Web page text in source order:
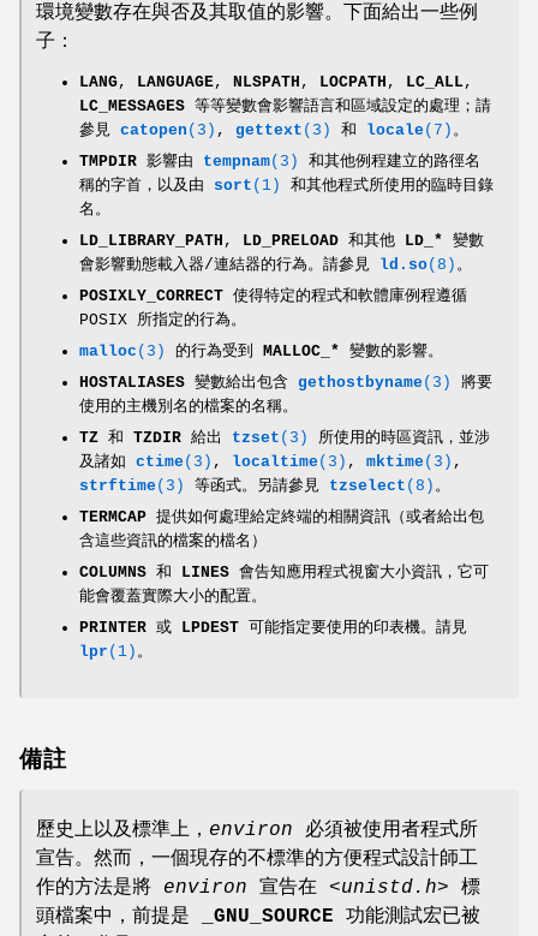
環境變數存在與否及其取值的影響。下面給出一些例
子：
LANG, LANGUAGE, NLSPATH , LOCPATH , LC_ALL,
LC_MESSAGES 等等變數會影響語言和區域設定的處理；請
參見 catopen (3) , gettext (3) 和 locale (7) 。
TMPDIR 影響由 tempnam(3)
和其他例程建立的路徑名
稱的字首，以及由 sort (1)
和其他程式所使用的臨時目錄
名。
LD_LIBRARY_PATH , LD_PRELOAD 和其他 LD_* 變數
會影響動態載入器/連結器的行為。請參見 ld.so(8) 。
POSIXLY_CORRECT 使得特定的程式和軟體庫例程遵循
POSIX 所指定的行為。
malloc (3) 的行為受到 MALLOC_* 變數的影響。
HOSTALIASES 變數給出包含 gethostbyname (3)
將要
使用的主機別名的檔案的名稱。
TZ 和 TZDIR 給出 tzset (3)
所使用的時區資訊，並涉
及諸如 ctime (3) , localtime (3) , mktime (3) ,
strftime (3) 等函式。另請參見 tzselect (8) 。
TERMCAP 提供如何處理給定終端的相關資訊（或者給出包
含這些資訊的檔案的檔名）
COLUMNS 和 LINES 會告知應用程式視窗大小資訊，它可
能會覆蓋實際大小的配置。
PRINTER 或 LPDEST 可能指定要使用的印表機。請見
lpr (1) 。
備註
歷史上以及標準上， environ 必須被使用者程式所
宣告。然而，一個現存的不標準的方便程式設計師工
作的方法是將 environ 宣告在 <unistd.h> 標
頭檔案中，前提是
_GNU_SOURCE 功能測試宏已被